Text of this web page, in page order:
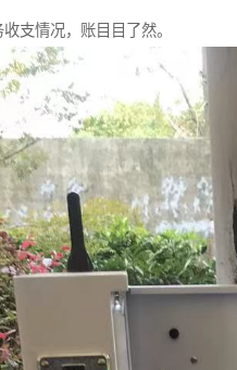
支情况，账目目了然。